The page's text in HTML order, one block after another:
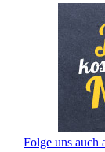
Folge uns auch